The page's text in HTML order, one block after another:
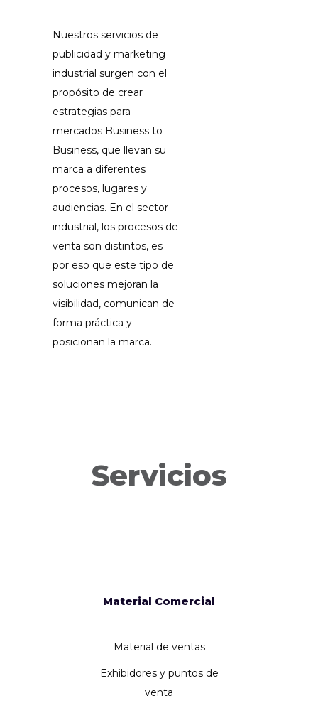
Nuestros servicios de
publicidad y marketing
industrial surgen con el
propósito de crear
estrategias para
mercados Business to
Business, que llevan su
marca a diferentes
procesos, lugares y
audiencias. En el sector
industrial, los procesos de
venta son distintos, es
por eso que este tipo de
soluciones mejoran la
visibilidad, comunican de
forma práctica y
posicionan la marca.
Servicios
Material Comercial
Material de ventas
Exhibidores y puntos de
venta